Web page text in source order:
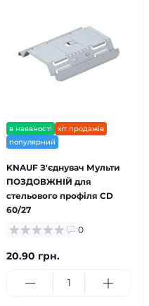
в наявності
хіт продажів
популярний
KNAUF З'єднувач Мульти
ПОЗДОВЖНІЙ для
стельового профіля CD
60/27
0
20.90 грн.